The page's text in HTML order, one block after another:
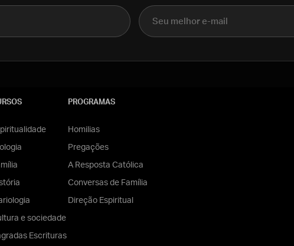
E-mail
e sociedade
Escrituras
PROGRAMAS
Homilias
Pregações
A Resposta Católica
Conversas de Família
Direção Espiritual